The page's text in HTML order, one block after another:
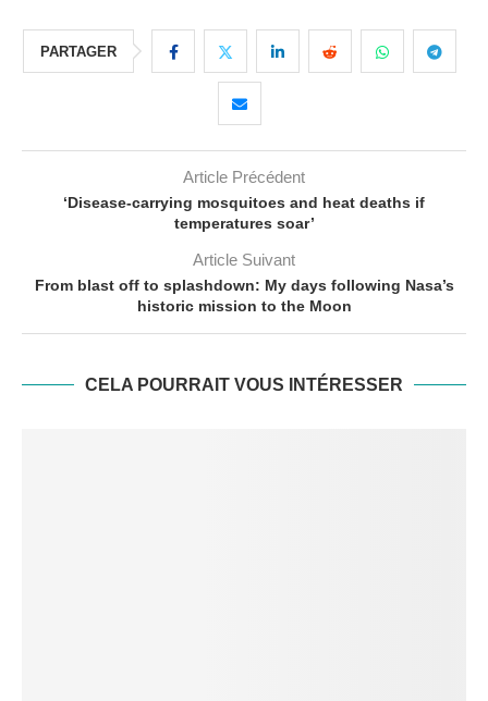
PARTAGER
Article Précédent
‘Disease-carrying mosquitoes and heat deaths if
temperatures soar’
Article Suivant
From blast off to splashdown: My days following Nasa’s
historic mission to the Moon
CELA POURRAIT VOUS INTÉRESSER